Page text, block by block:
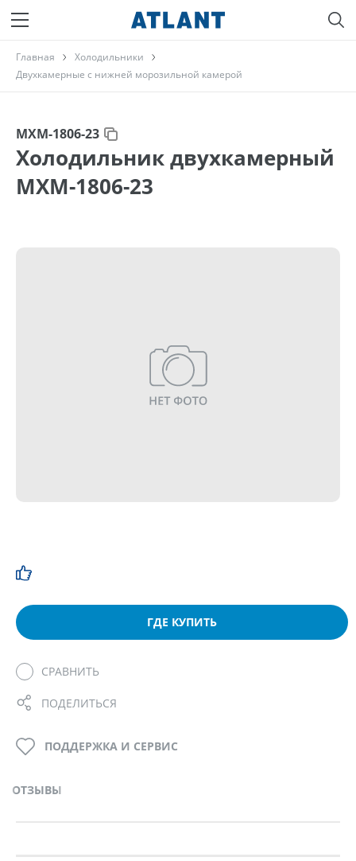
Главная
Холодильники
Двухкамерные с нижней морозильной камерой
МХМ-1806-23
Холодильник двухкамерный
МХМ-1806-23
ГДЕ КУПИТЬ
СРАВНИТЬ
ПОДЕЛИТЬСЯ
ОТЗЫВЫ
ПОДДЕРЖКА И СЕРВИС